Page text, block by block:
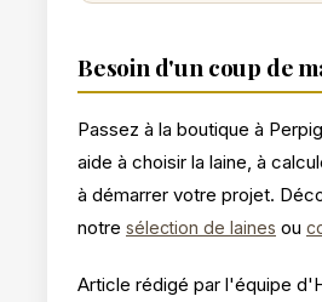
Besoin d'un coup de
Passez à la boutique à
aide à choisir la laine, à
à démarrer votre projet.
notre sélection de laines ou
Article rédigé par l'équipe